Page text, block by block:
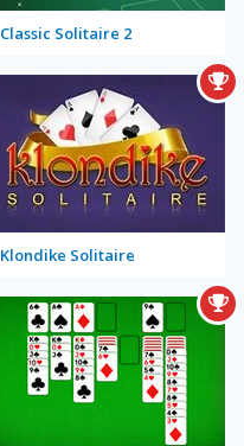
Classic Solitaire 2
Klondike Solitaire